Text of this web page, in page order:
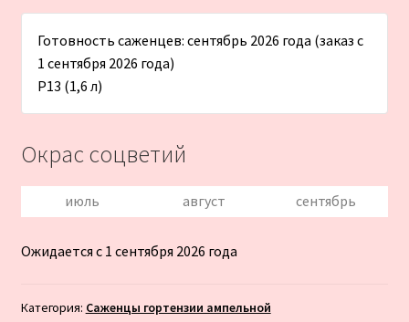
Готовность саженцев: сентябрь 2026 года (заказ с
1 сентября 2026 года)
Р13 (1,6 л)
Окрас соцветий
июль август сентябрь
Ожидается с 1 сентября 2026 года
Категория: Саженцы гортензии ампельной